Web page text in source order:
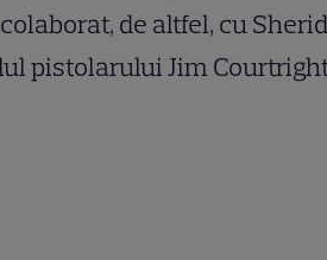
de altfel, cu
pistolarului Jim